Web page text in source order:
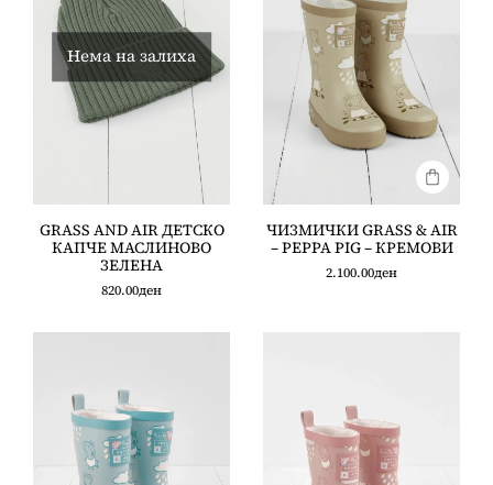
Нема на залиха
GRASS AND AIR ДЕТСКО
КАПЧЕ МАСЛИНОВО
ЗЕЛЕНА
820.00ден
ЧИЗМИЧКИ GRASS & AIR
– PEPPA PIG – КРЕМОВИ
2.100.00ден